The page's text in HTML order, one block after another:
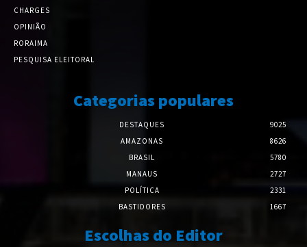
CHARGES
OPINIÃO
RORAIMA
PESQUISA ELEITORAL
Categorias populares
DESTAQUES
9025
AMAZONAS
8626
BRASIL
5780
MANAUS
2727
POLÍTICA
2331
BASTIDORES
1667
Escolhas do Editor